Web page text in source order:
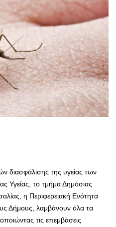
διασφάλισης της υγείας των
Υγείας, το τμήμα Δημόσιας
η Περιφερειακή Ενότητα
Δήμους, λαμβάνουν όλα τα
τις επεμβάσεις